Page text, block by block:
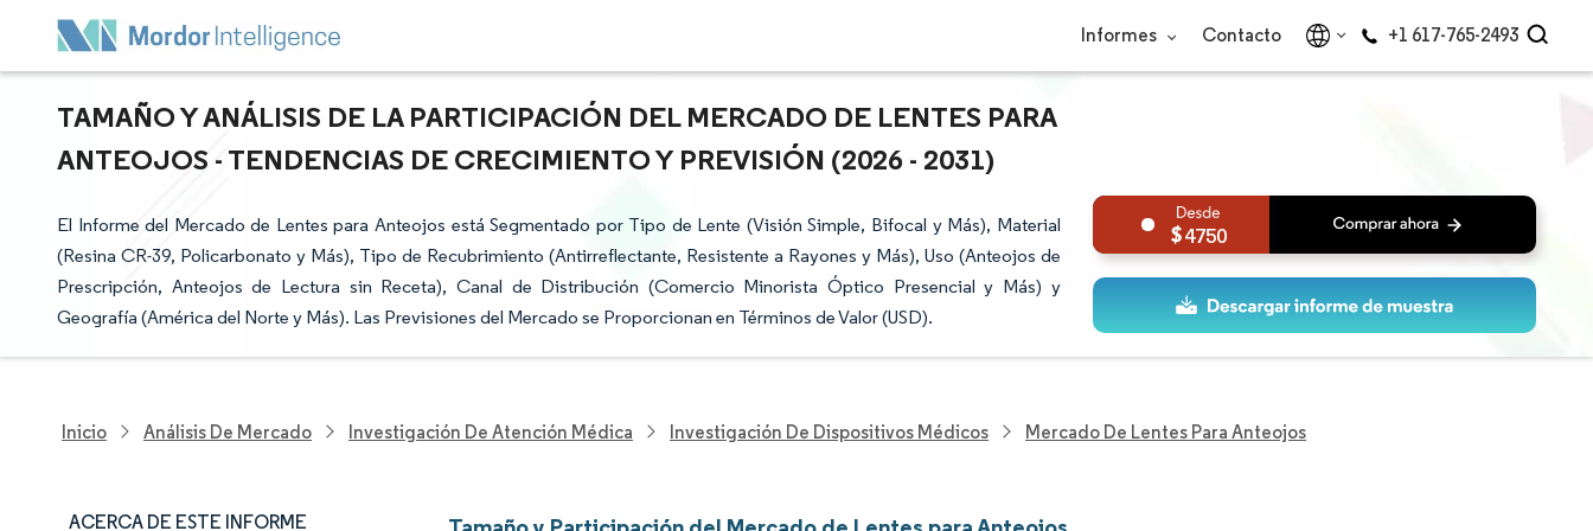
Informes Contacto +1 617-765-2493
TAMAÑO Y ANÁLISIS DE LA PARTICIPACIÓN DEL MERCADO DE LENTES PARA
ANTEOJOS - TENDENCIAS DE CRECIMIENTO Y PREVISIÓN (2026 - 2031)
El Informe del Mercado de Lentes para Anteojos está Segmentado por Tipo de Lente (Visión Simple, Bifocal y Más), Material
(Resina CR-39, Policarbonato y Más), Tipo de Recubrimiento (Antirreflectante, Resistente a Rayones y Más), Uso (Anteojos de
Prescripción, Anteojos de Lectura sin Receta), Canal de Distribución (Comercio Minorista Óptico Presencial y Más) y
Geografía (América del Norte y Más). Las Previsiones del Mercado se Proporcionan en Términos de Valor (USD).
4750
Inicio Análisis De Mercado Investigación De Atención Médica Investigación De Dispositivos Médicos Mercado De Lentes Para Anteojos
ACERCA DE ESTE INFORME